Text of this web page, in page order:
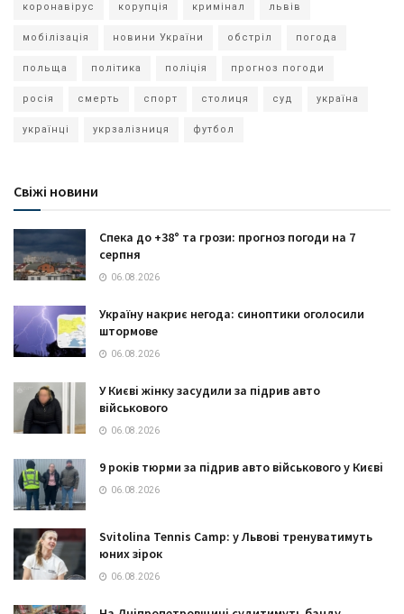
коронавірус корупція кримінал львів
мобілізація новини України обстріл погода
польща політика поліція прогноз погоди
росія смерть спорт столиця суд україна
українці укрзалізниця футбол
Свіжі новини
Спека до +38° та грози: прогноз погоди на 7
серпня
06.08.2026
Україну накриє негода: синоптики оголосили
штормове
06.08.2026
У Києві жінку засудили за підрив авто
військового
06.08.2026
9 років тюрми за підрив авто військового у Києві
06.08.2026
Svitolina Tennis Camp: у Львові тренуватимуть
юних зірок
06.08.2026